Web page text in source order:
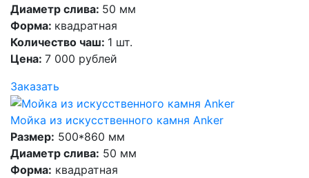
Диаметр слива: 50 мм
Форма: квадратная
Количество чаш: 1 шт.
Цена: 7 000 рублей
Заказать
Мойка из искусственного камня Anker
Размер: 500*860 мм
Диаметр слива: 50 мм
Форма: квадратная